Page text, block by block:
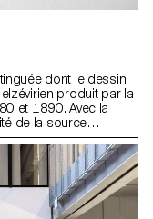
dont le dessin
produit par la
et 1890. Avec la
de la source
sont des
que les gras sont
complète la famille.
et son style de
grâce à ses
légèrement